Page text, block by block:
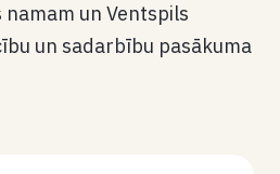
un Ventspils
un sadarbību pasākuma